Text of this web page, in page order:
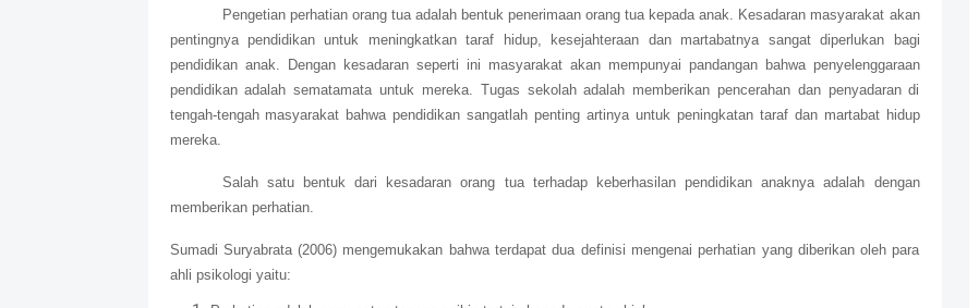
Pengetian perhatian orang tua adalah bentuk penerimaan orang tua kepada anak. Kesadaran masyarakat akan
pentingnya pendidikan untuk meningkatkan taraf hidup, kesejahteraan dan martabatnya sangat diperlukan bagi
pendidikan anak. Dengan kesadaran seperti ini masyarakat akan mempunyai pandangan bahwa penyelenggaraan
pendidikan adalah sematamata untuk mereka. Tugas sekolah adalah memberikan pencerahan dan penyadaran di
tengah-tengah masyarakat bahwa pendidikan sangatlah penting artinya untuk peningkatan taraf dan martabat hidup
mereka.
Salah satu bentuk dari kesadaran orang tua terhadap keberhasilan pendidikan anaknya adalah dengan
memberikan perhatian.
Sumadi Suryabrata (2006) mengemukakan bahwa terdapat dua definisi mengenai perhatian yang diberikan oleh para
ahli psikologi yaitu: